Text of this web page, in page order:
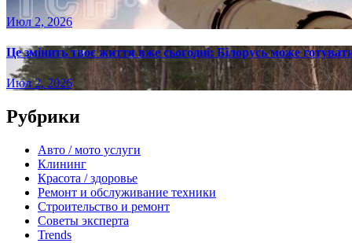
Июл 2, 2026
Це змінить твоє життя вже сьогодні: Білорусь може
Июл 2, 2026
Рубрики
Авто / мото услуги
Клининг
Красота / здоровье
Ремонт и обслуживание техники
Строительство и ремонт
Советы эксперта
Trends